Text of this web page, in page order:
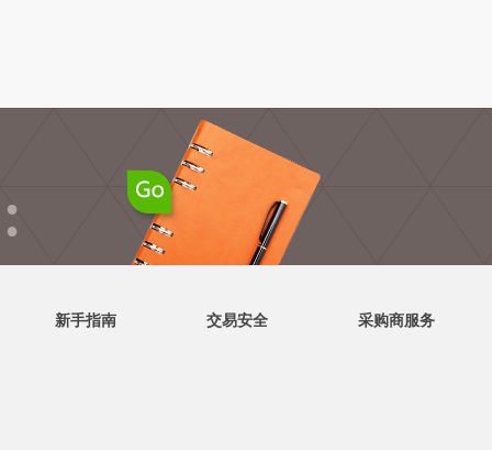
●
●
新手指南 交易安全 采购商服务